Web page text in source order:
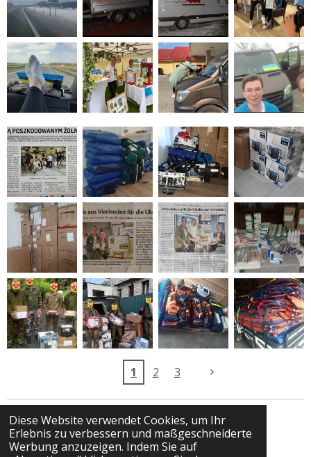
Diese Website verwendet Cookies, um Ihr
Erlebnis zu verbessern und maßgeschneiderte
Werbung anzuzeigen. Indem Sie auf
1 2 3
F
a
I
n
© 2024 - 2026 stay with Ukraine e.V.